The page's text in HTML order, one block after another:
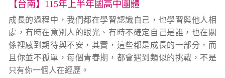
【台南】115年上半年國高中團體
成長的過程中，我們都在學習認識自己，也學習與他人相
處，有時在意別人的眼光、有時不確定自己是誰，也在關
係裡感到期待與不安，其實，這些都是成長的一部分，而
且你並不孤單，每個青春期，都會遇到類似的挑戰，不是
只有你一個人在經歷。